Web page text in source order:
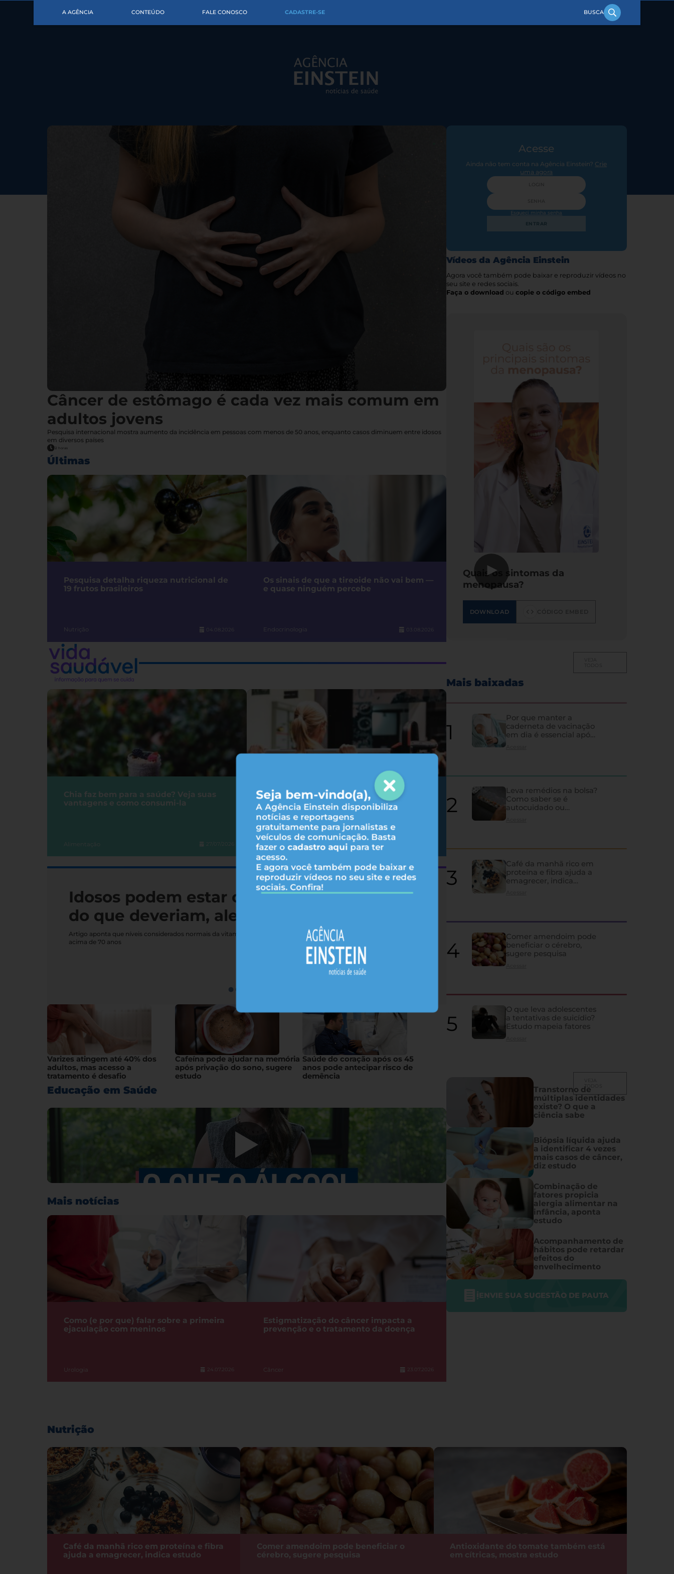
A AGÊNCIA CONTEÚDO FALE CONOSCO CADASTRE-SE
Seja bem-vindo(a),
A Agência Einstein disponibiliza
notícias e reportagens
gratuitamente para jornalistas e
veículos de comunicação. Basta
fazer ocadastro aqui para ter
acesso.
E agora você também pode baixar e
reproduzir vídeos no seu site e redes
sociais. Confira!
Câncer de estômago é cada vez mais comum em
adultos jovens
Pesquisa internacional mostra aumento da incidência em pessoas com menos de 50 anos, enquanto casos diminuem entre idosos
em diversos países
12 horas
Últimas
Pesquisa detalha riqueza nutricional de
19 frutos brasileiros
Nutrição 04.08.2026
Os sinais de que a tireoide não vai bem —
e quase ninguém percebe
Endocrinologia 03.08.2026
Chia faz bem para a saúde? Veja suas
vantagens e como consumi-la
Alimentação 27/07/2026
Hipertrofia: 6 fatores que influenciam
nos resultados do treino
Atividade física
Idosos podem estar consumindo menos B12
do que deveriam, alerta estudo
Artigo aponta que níveis considerados normais da vitamina podem esconder riscos neurológicos graves para pessoas
acima de 70 anos
Diagnóstico tardio e
Levantamento nos EUA revela que quase metade dos pacientes
diagnosticados em estágio inicial
Varizes atingem até 40% dos
adultos, mas acesso a
tratamento é desafio
Cafeína pode ajudar na memória
após privação do sono, sugere
estudo
Saúde do coração após os 45
anos pode antecipar risco de
demência
Educação em Saúde
Mais notícias
Como (e por que) falar sobre a primeira
ejaculação com meninos
Urologia 24.07.2026
Estigmatização do câncer impacta a
prevenção e o tratamento da doença
Câncer 23.07.2026
Acesse
Ainda não tem conta na Agência Einstein? Crie
uma agora
Esqueci minha senha
ENTRAR
Vídeos da Agência Einstein
Agora você também pode baixar e reproduzir vídeos no
seu site e redes sociais.
Faça o download ou copie o código embed
▶
Quais os sintomas da
menopausa?
DOWNLOAD
Mais baixadas
Por que manter a
caderneta de vacinação
em dia é essencial após
os 60 anos
Acessar
Leva remédios na bolsa?
Como saber se é
autocuidado ou
Acessar
Café da manhã rico em
proteína e fibra ajuda a
emagrecer, indica
Comer amendoim pode
beneficiar o cérebro,
sugere pesquisa
Acessar
O que leva adolescentes
a tentativas de suicídio?
Estudo mapeia fatores
Acessar
TODOS
Transtorno de
múltiplas identidades
existe? O que a
ciência sabe
Biópsia líquida ajuda
a identificar 4 vezes
mais casos de câncer,
diz estudo
Combinação de
fatores propicia
alergia alimentar na
infância, aponta
estudo
Acompanhamento de
hábitos pode retardar
efeitos do
envelhecimento
ENVIE SUA SUGESTÃO DE PAUTA
Nutrição
Café da manhã rico em proteína e fibra
ajuda a emagrecer, indica estudo
Comer amendoim pode beneficiar o
cérebro, sugere pesquisa
Antioxidante do tomate também está
em cítricas, mostra estudo